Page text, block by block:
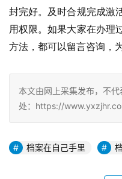
封完好。及时合规完成激
用权限。如果大家在办理
方法，都可以留言咨询，
本文由网上采集发布，不
处：https://
档案在自己手里